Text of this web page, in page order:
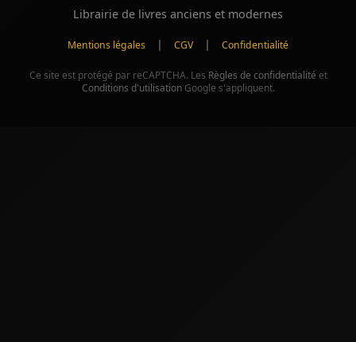
Librairie de livres anciens et modernes
Mentions légales | CGV | Confidentialité
Ce site est protégé par reCAPTCHA. Les Règles de confidentialité et
Conditions d'utilisationGoogle s'appliquent.